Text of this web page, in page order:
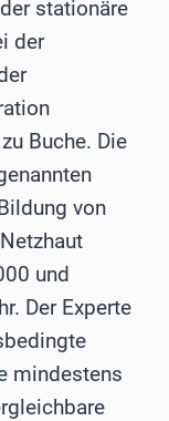
stationäre
der
Buche. Die
von
und
Der Experte
mindestens